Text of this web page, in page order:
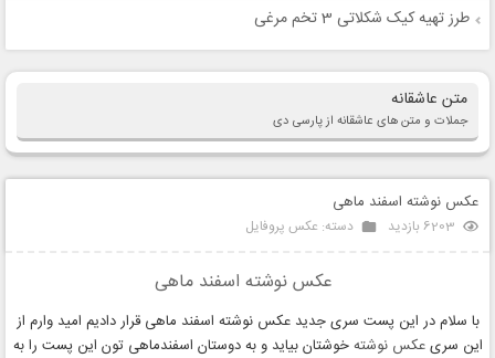
طرز تهیه کیک شکلاتی 3 تخم مرغی
متن عاشقانه
جملات و متن های عاشقانه از پارسی دی
عکس نوشته اسفند ماهی
6203 بازدید دسته: عکس پروفایل
عکس نوشته اسفند ماهی
با سلام در این پست سری جدید عکس نوشته اسفند ماهی قرار دادیم امید وارم از
این سریعکس نوشته خوشتان بیاید و به دوستان اسفندماهی تون این پست را به